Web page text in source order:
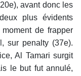
avant donc les
plus évidents
de frapper
sur penalty (37e).
Al Tamari surgit
le but fut annulé,